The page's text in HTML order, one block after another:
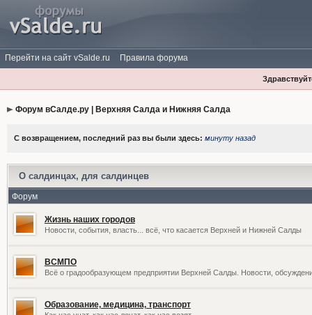
Перейти на сайт vSalde.ru Правила форума
Форум вСалде.ру | Верхняя Салда и Нижняя Салда
С возвращением, последний раз вы были здесь: минуту назад
О салдинцах, для салдинцев
Форум
Жизнь наших городов
Новости, события, власть... всё, что касается Верхней и Нижней Салды
ВСМПО
Всё о градообразующем предприятии Верхней Салды. Новости,
Образование, медицина, транспорт